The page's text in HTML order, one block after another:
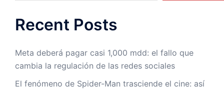
Recent Posts
Meta deberá pagar casi 1,000 mdd: el fallo que
cambia la regulación de las redes sociales
El fenómeno de Spider-Man trasciende el cine: así